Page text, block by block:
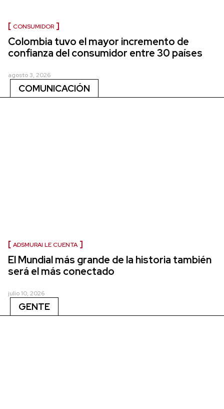
CONSUMIDOR
Colombia tuvo el mayor incremento de
confianza del consumidor entre 30 países
agosto 3, 2026
COMUNICACIÓN
ADSMURAI LE CUENTA
El Mundial más grande de la historia también
será el más conectado
julio 10, 2026
GENTE